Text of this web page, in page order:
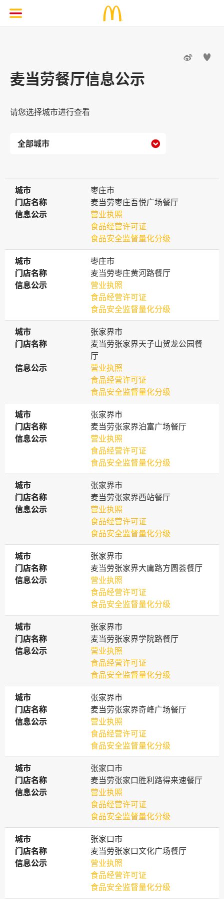
 
麦当劳餐厅信息公示
请您选择城市进行查看

城市
城市
枣庄市
门店名称
门店名称
麦当劳枣庄吾悦广场餐厅
信息公示
信息公示
营业执照
食品经营许可证
食品安全监督量化分级
城市
城市
枣庄市
门店名称
门店名称
麦当劳枣庄黄河路餐厅
信息公示
信息公示
营业执照
食品经营许可证
食品安全监督量化分级
城市
城市
张家界市
门店名称
门店名称
麦当劳张家界天子山贺龙公园餐
厅
信息公示
信息公示
营业执照
食品经营许可证
食品安全监督量化分级
城市
城市
张家界市
门店名称
门店名称
麦当劳张家界泊富广场餐厅
信息公示
信息公示
营业执照
食品经营许可证
食品安全监督量化分级
城市
城市
张家界市
门店名称
门店名称
麦当劳张家界西站餐厅
信息公示
信息公示
营业执照
食品经营许可证
食品安全监督量化分级
城市
城市
张家界市
门店名称
门店名称
麦当劳张家界大庸路方圆荟餐厅
信息公示
信息公示
营业执照
食品经营许可证
食品安全监督量化分级
城市
城市
张家界市
门店名称
门店名称
麦当劳张家界学院路餐厅
信息公示
信息公示
营业执照
食品经营许可证
食品安全监督量化分级
城市
城市
张家界市
门店名称
门店名称
麦当劳张家界奇峰广场餐厅
信息公示
信息公示
营业执照
食品经营许可证
食品安全监督量化分级
城市
城市
张家口市
门店名称
门店名称
麦当劳张家口胜利路得来速餐厅
信息公示
信息公示
营业执照
食品经营许可证
食品安全监督量化分级
城市
城市
张家口市
门店名称
门店名称
麦当劳张家口文化广场餐厅
信息公示
信息公示
营业执照
食品经营许可证
食品安全监督量化分级